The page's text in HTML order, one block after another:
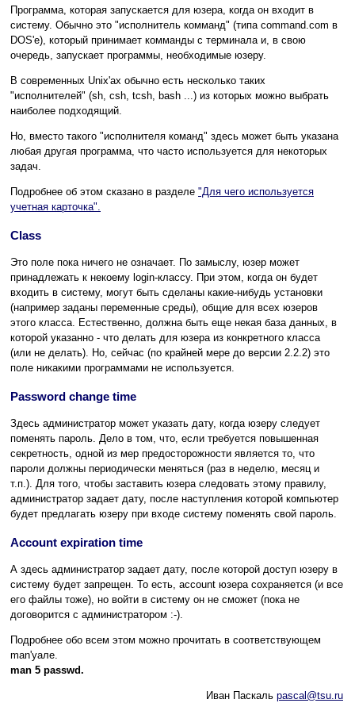
Программа, которая запускается для юзера, когда он входит в
систему. Обычно это "исполнитель комманд" (типа command.com в
DOS'е), который принимает комманды с терминала и, в свою
очередь, запускает программы, необходимые юзеру.
В современных Unix'ах обычно есть несколько таких
"исполнителей" (sh, csh, tcsh, bash ...) из которых можно выбрать
наиболее подходящий.
Но, вместо такого "исполнителя команд" здесь может быть указана
любая другая программа, что часто используется для некоторых
задач.
Подробнее об этом сказано в разделе "Для чего используется
учетная карточка".
Class
Это поле пока ничего не означает. По замыслу, юзер может
принадлежать к некоему login-классу. При этом, когда он будет
входить в систему, могут быть сделаны какие-нибудь установки
(например заданы переменные среды), общие для всех юзеров
этого класса. Естественно, должна быть еще некая база данных, в
которой указанно - что делать для юзера из конкретного класса
(или не делать). Но, сейчас (по крайней мере до версии 2.2.2) это
поле никакими программами не используется.
Password change time
Здесь администратор может указать дату, когда юзеру следует
поменять пароль. Дело в том, что, если требуется повышенная
секретность, одной из мер предосторожности является то, что
пароли должны периодически меняться (раз в неделю, месяц и
т.п.). Для того, чтобы заставить юзера следовать этому правилу,
администратор задает дату, после наступления которой компьютер
будет предлагать юзеру при входе систему поменять свой пароль.
Account expiration time
А здесь администратор задает дату, после которой доступ юзеру в
систему будет запрещен. То есть, account юзера сохраняется (и все
его файлы тоже), но войти в систему он не сможет (пока не
договорится с администратором :-).
Подробнее обо всем этом можно прочитать в соответствующем
man'уале.
man 5 passwd.
Иван Паскаль pascal@tsu.ru